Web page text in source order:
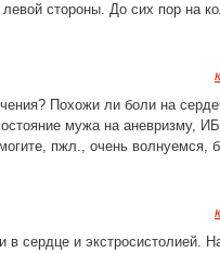
стороны. До сих пор на
Похожи ли боли на
мужа на аневризму,
пжл., очень волнуемся,
сердце и экстросистолией.